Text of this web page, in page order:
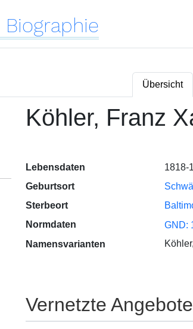
Biographie
Übersicht
Köhler, Franz
Lebensdaten
1818-
Geburtsort
Sterbeort
Normdaten
GND:
Namensvarianten
Vernetzte Angebote